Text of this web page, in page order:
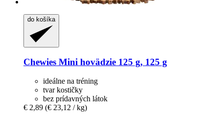
do košíka
Chewies Mini hovädzie 125 g, 125 g
ideálne na tréning
tvar kostičky
bez prídavných látok
€ 2,89 (€ 23,12 / kg)